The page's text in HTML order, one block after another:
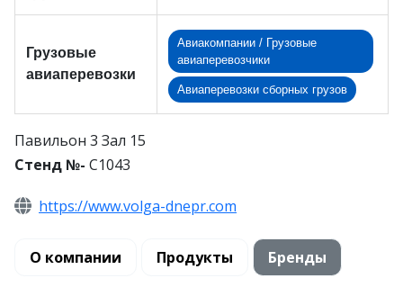
Грузовые
авиаперевозки
Авиакомпании / Грузовые
авиаперевозчики
Авиаперевозки сборных грузов
Павильон 3 Зал 15
Стенд №- C1043
https://www.volga-dnepr.com
О компании Продукты Бренды